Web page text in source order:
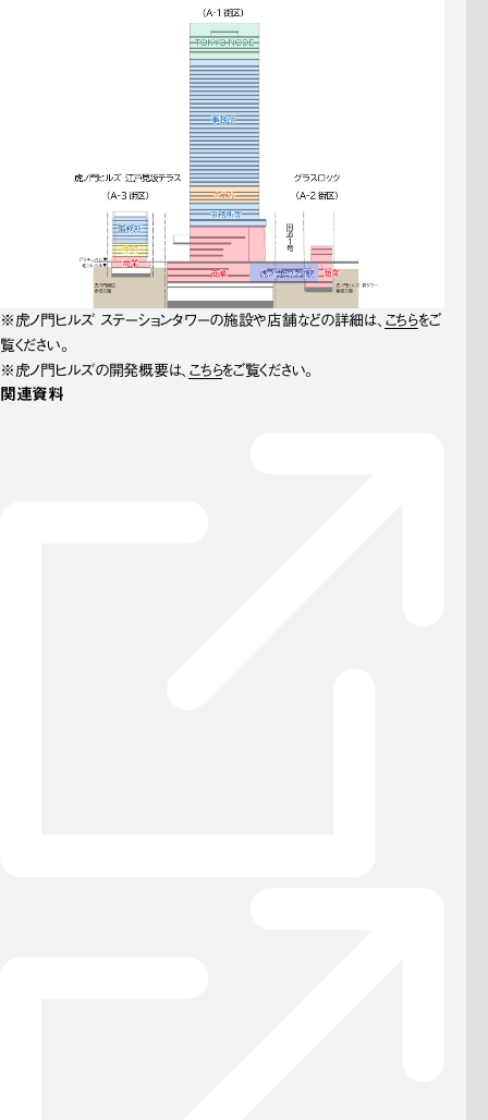
※虎ノ門ヒルズ ステーションタワーの施設や店舗などの詳細は、 こちらをご
覧ください。
※虎ノ門ヒルズの開発概要は、 こちらをご覧ください。
関連資料